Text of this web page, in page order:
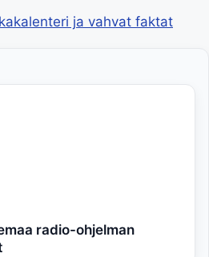
ja vahvat faktat
radio-ohjelman